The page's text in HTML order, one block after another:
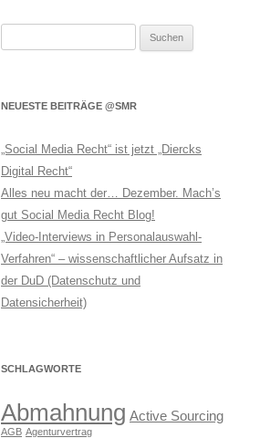
NEUESTE BEITRÄGE @SMR
„Social Media Recht“ ist jetzt „Diercks
Digital Recht“
Alles neu macht der… Dezember. Mach’s
gut Social Media Recht Blog!
„Video-Interviews in Personalauswahl-
Verfahren“ – wissenschaftlicher Aufsatz in
der DuD (Datenschutz und
Datensicherheit)
SCHLAGWORTE
Abmahnung Active Sourcing
AGB Agenturvertrag